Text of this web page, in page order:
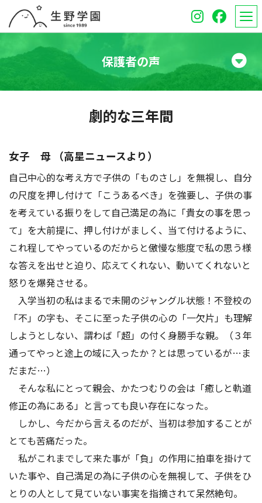
学校紹介
中学校
オープンスクール
保護者のみなさんへ
受験生のみなさんへ
アクセス お問い合わせ
保護者の声
劇的な三年間
女子 母 （高星ニュースより）
自己中心的な考え方で子供の「ものさし」を無視し、自分
の尺度を押し付けて「こうあるべき」を強要し、子供の事
を考えている振りをして自己満足の為に「貴女の事を思っ
て」を大前提に、押し付けがましく、当て付けるように、
これ程してやっているのだからと傲慢な態度で私の思う様
な答えを出せと迫り、応えてくれない、動いてくれないと
怒りを爆発させる。
入学当初の私はまるで未開のジャングル状態！不登校の
「不」の字も、そこに至った子供の心の「一欠片」も理解
しようとしない、謂わば「超」の付く身勝手な親。（３年
通ってやっと途上の域に入ったか？とは思っているが…ま
だまだ…）
そんな私にとって親会、かたつむりの会は「癒しと軌道
修正の為にある」と言っても良い存在になった。
しかし、今だから言えるのだが、当初は参加することが
とても苦痛だった。
私がこれまでして来た事が「負」の作用に拍車を掛けて
いた事や、自己満足の為に子供の心を無視して、子供をひ
とりの人として見ていない事実を指摘されて呆然絶句。